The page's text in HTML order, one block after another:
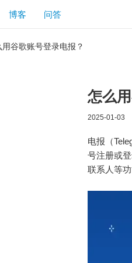
博客 问答
用谷歌账号登录电报？
怎么
2025-01-03
电报（
号注册或
联系人等